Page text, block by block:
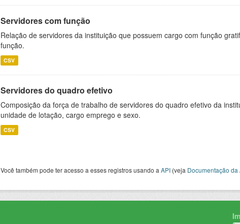
Servidores com função
Relação de servidores da instituição que possuem cargo com função
função.
CSV
Servidores do quadro efetivo
Composição da força de trabalho de servidores do quadro efetivo da
unidade de lotação, cargo emprego e sexo.
CSV
Você também pode ter acesso a esses registros usando a API (veja Documentação da